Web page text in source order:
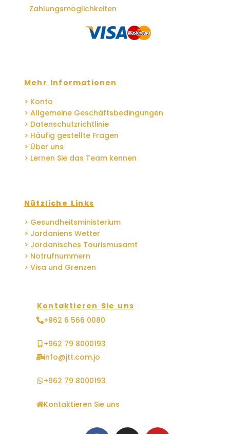
Zahlungsmöglichkeiten
Mehr Informationen
> Konto
> Allgemeine Geschäftsbedingungen
> Datenschutzrichtlinie
> Häufig gestellte Fragen
> Über uns
> Lernen Sie das Team kennen
Nützliche Links
> Gesundheitsministerium
> Jordaniens Wetter
> Jordanisches Tourismusamt
> Notrufnummern
> Visa und Grenzen
Kontaktieren Sie uns
+962 6 566 0080
+962 79 8000193
info@jtt.com.jo
+962 79 8000193
Kontaktieren Sie uns